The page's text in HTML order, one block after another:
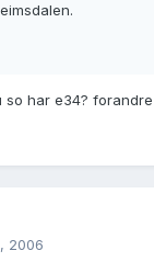
har e34?
2006